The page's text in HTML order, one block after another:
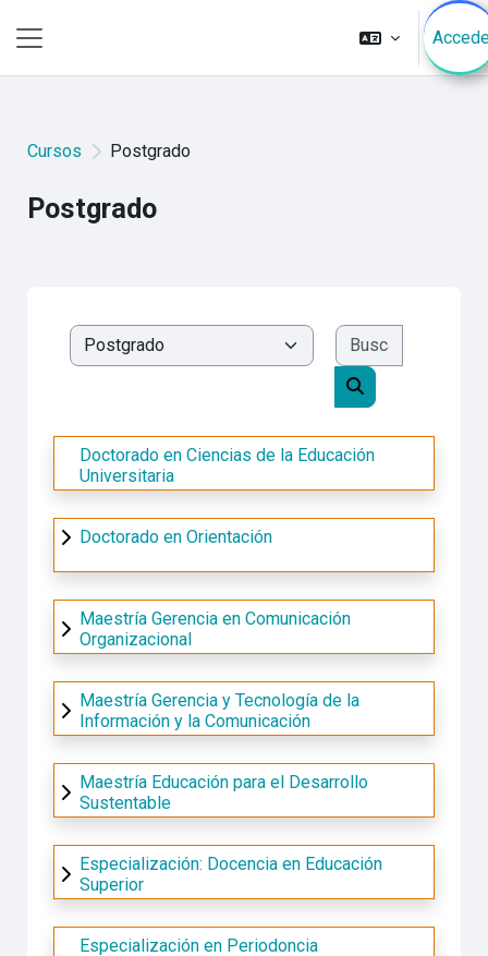
Cursos Postgrado
Postgrado
Categorías
Buscar cursos
Doctorado en Ciencias de la Educación
Universitaria
Doctorado en Orientación
Maestría Gerencia en Comunicación
Organizacional
Maestría Gerencia y Tecnología de la
Información y la Comunicación
Maestría Educación para el Desarrollo
Sustentable
Especialización: Docencia en Educación
Superior
Especialización en Periodoncia